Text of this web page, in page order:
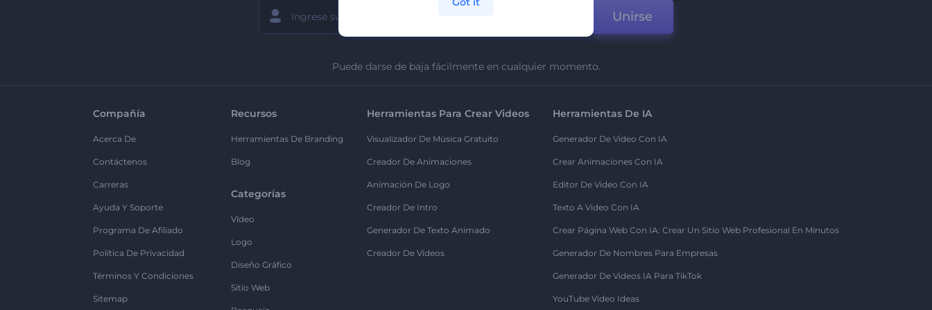
Unirse
Puede darse de baja fácilmente en cualquier momento.
Compañía
Acerca De
Contáctenos
Carreras
Ayuda Y Soporte
Programa De Afiliado
Política De Privacidad
Términos Y Condiciones
Sitemap
Recursos
Herramientas De Branding
Blog
Categorías
Vídeo
Logo
Diseño Gráfico
Sitio Web
Herramientas Para Crear Videos
Visualizador De Música Gratuito
Creador De Animaciones
Animación De Logo
Creador De Intro
Generador De Texto Animado
Creador De Videos
Herramientas De IA
Generador De Video Con IA
Crear Animaciones Con IA
Editor De Video Con IA
Texto A Video Con IA
Crear Página Web Con IA: Crear Un Sitio Web Profesional En Minutos
Generador De Nombres Para Empresas
Generador De Videos IA Para TikTok
YouTube Video Ideas